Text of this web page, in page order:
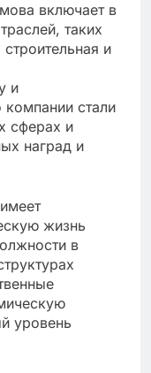
включает в
таких
и
и
стали
сферах и
наград и
жизнь
в
уровень